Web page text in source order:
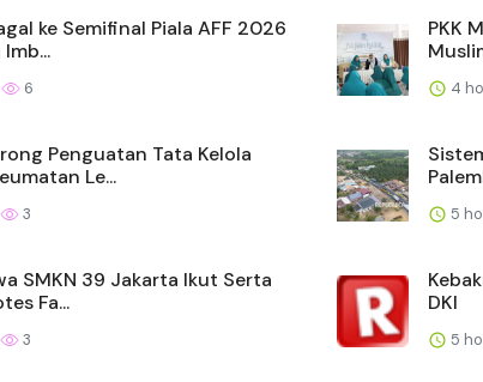
ke Semifinal Piala AFF 2026
6
PKK
4
Penguatan Tata Kelola
Le...
3 5
SMKN 39 Jakarta Ikut Serta
Fa...
3
DKI
5